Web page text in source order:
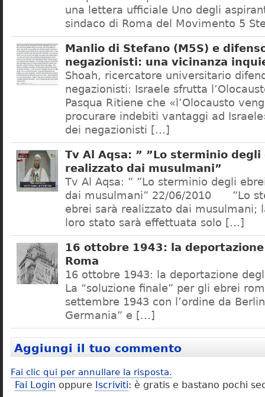
una lettera ufficiale Uno degli
sindaco di Roma del Movimento 5
Manlio di Stefano (M5S) e
negazionisti: una vicinanza
Shoah, ricercatore universitario
negazionisti: Israele sfrutta
Pasqua Ritiene che «l’Olocausto
procurare indebiti vantaggi ad
dei negazionisti […]
Tv Al Aqsa: ” ”Lo sterminio degli
realizzato dai musulmani”
Tv Al Aqsa: ” ”Lo sterminio degli
dai musulmani” 22/06/2010 ”Lo
ebrei sarà realizzato dai musulmani;
loro stato sarà effettuata solo […]
16 ottobre 1943: la
Roma
16 ottobre 1943: la deportazione
La “soluzione finale” per gli ebrei
settembre 1943 con l’ordine da
Germania” e […]
Aggiungi il tuo commento
Fai clic qui per annullare la risposta.
Fai Login oppure Iscriviti: è gratis e bastano pochi